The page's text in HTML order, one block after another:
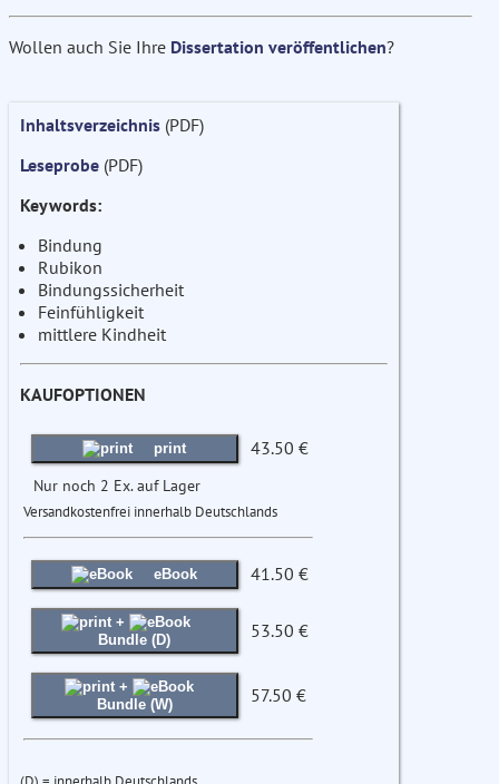
Wollen auch Sie Ihre Dissertation veröffentlichen?
Inhaltsverzeichnis (PDF)
Leseprobe (PDF)
Keywords:
Bindung
Rubikon
Bindungssicherheit
Feinfühligkeit
mittlere Kindheit
KAUFOPTIONEN
print 43.50 €
Nur noch 2 Ex. auf Lager
Versandkostenfrei innerhalb Deutschlands
eBook 41.50 €
+
Bundle (D)
53.50 €
+
Bundle (W)
57.50 €